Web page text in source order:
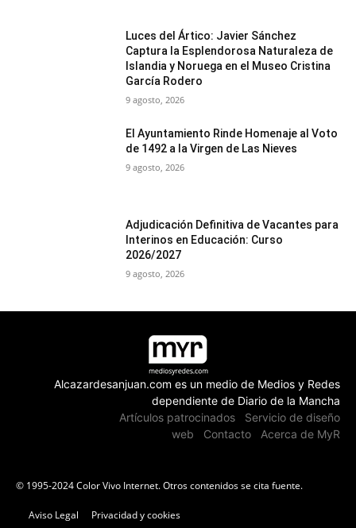
Luces del Ártico: Javier Sánchez
Captura la Esplendorosa Naturaleza de
Islandia y Noruega en el Museo Cristina
García Rodero
9 agosto, 2026
El Ayuntamiento Rinde Homenaje al Voto
de 1492 a la Virgen de Las Nieves
9 agosto, 2026
Adjudicación Definitiva de Vacantes para
Interinos en Educación: Curso
2026/2027
9 agosto, 2026
Alcazardesanjuan.com es un medio de Medios y Redes
dependiente de Diario de la Mancha
Artículos patrocinados
Servicio de diseño
web
Contacto Acerca de MyR
© 1995-2024 Color Vivo Internet. Otros contenidos se cita fuente.
Aviso Legal
Privacidad y cookies